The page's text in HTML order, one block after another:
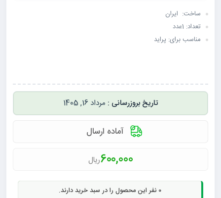
ساخت: ایران
تعداد: 1عدد
مناسب برای: پراید
مرداد 16, 1405
آماده ارسال
600,000ریال
0 نفر این محصول را در سبد خرید دارند.